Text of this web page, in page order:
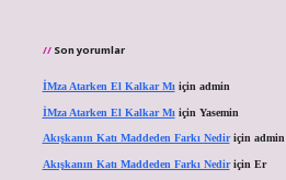
Son yorumlar
İMza Atarken El Kalkar Mıiçin admin
İMza Atarken El Kalkar Mıiçin Yasemin
Akışkanın Katı Maddeden Farkı Nediriçin admin
Akışkanın Katı Maddeden Farkı Nediriçin Er